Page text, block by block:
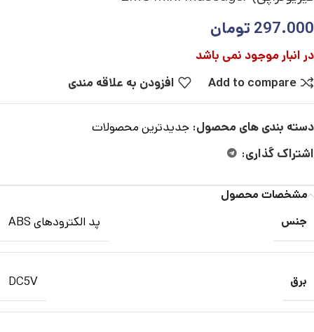
297.000 تومان
در انبار موجود نمی باشد
Add to compare
افزودن به علاقه مندی
دسته بندی های محصول: جدیدترین محصولات
اشتراک گذاری:
مشخصات محصول
جنس
پد الکترودهای ABS
برق DC5V